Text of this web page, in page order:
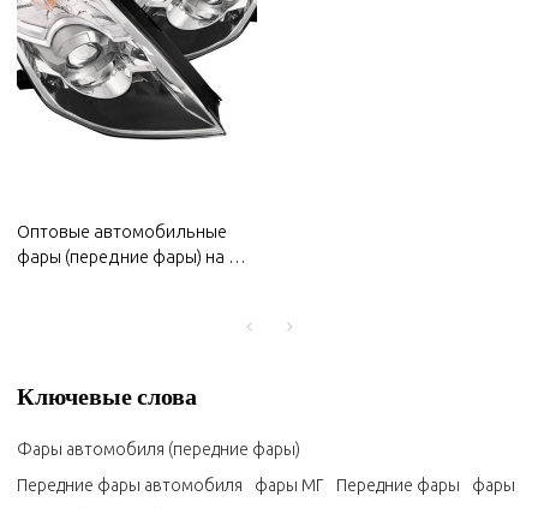
Оптовые автомобильные
фары (передние фары) на MG
Ключевые слова
Фары автомобиля (передние фары)
Передние фары автомобиля
фары МГ Передние фары
фары